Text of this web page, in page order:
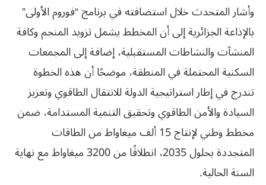
وأشار المتحدث خلال استضافته في برنامج “فوروم الأولى”
بالإذاعة الجزائرية إلى أن المخطط يشمل تزويد المنجم وكافة
المنشآت والنشاطات المستقبلية، إضافة إلى المجمعات
السكنية المحتملة في المنطقة، موضحًا أن هذه الخطوة
تندرج في إطار استراتيجية الدولة للانتقال الطاقوي وتعزيز
السيادة والأمن الطاقوي وتحقيق التنمية المستدامة، ضمن
مخطط وطني لإنتاج 15 ألف ميغاواط من الطاقات
المتجددة بحلول 2035، انطلاقًا من 3200 ميغاواط مع نهاية
السنة الحالية.